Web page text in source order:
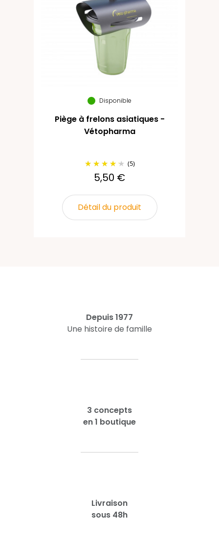
Disponible
Piège à frelons asiatiques -
Vétopharma
(5)
5,50 €
Détail du produit
Depuis 1977
Une histoire de famille
3 concepts
en 1 boutique
Livraison
sous 48h